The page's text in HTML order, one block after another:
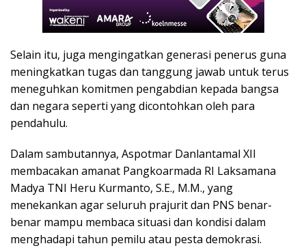
Selain itu, juga mengingatkan generasi penerus guna
meningkatkan tugas dan tanggung jawab untuk terus
meneguhkan komitmen pengabdian kepada bangsa
dan negara seperti yang dicontohkan oleh para
pendahulu.
Dalam sambutannya, Aspotmar Danlantamal XII
membacakan amanat Pangkoarmada RI Laksamana
Madya TNI Heru Kurmanto, S.E., M.M., yang
menekankan agar seluruh prajurit dan PNS benar-
benar mampu membaca situasi dan kondisi dalam
menghadapi tahun pemilu atau pesta demokrasi.